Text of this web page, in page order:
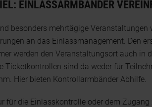
EINLASSARMBÄNDER
besonders mehrtägige
an das Einlassmanagement. Den
werden den Veranstaltungsort auch in
Ticketkontrollen sind da weder für
Hier bieten Kontrollarmbänder Abhilfe.
für die Einlasskontrolle oder dem